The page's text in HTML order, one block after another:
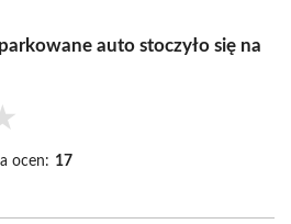
auto stoczyło się na
ocen: 17